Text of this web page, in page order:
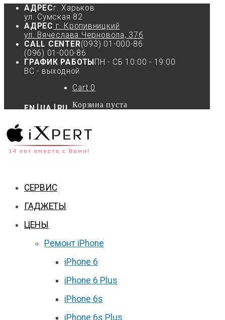
АДРЕСг. Харьков
ул. Сумская 82
АДРЕС г. Кропивницкий
ул. Вячеслава Черновола, 37б
CALL CENTER(093) 01-000-86
(096) 01-000-86
ГРАФИК РАБОТЫ ПН - СБ 10:00 - 19:00
ВС - выходной
EN UA RU
Cart 0
Корзина пуста
СЕРВИС
ГАДЖЕТЫ
ЦЕНЫ
Ремонт iPhone
iPhone 6
iPhone 6 Plus
iPhone 6s
iPhone 6s Plus